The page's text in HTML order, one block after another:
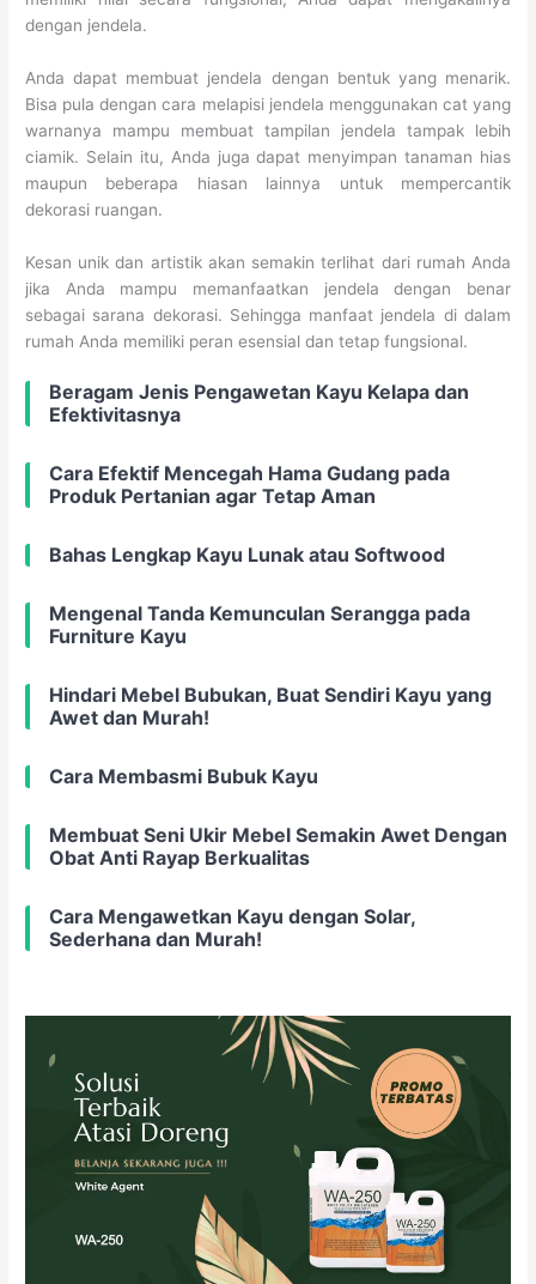
dengan jendela.
Anda dapat membuat jendela dengan bentuk yang menarik.
Bisa pula dengan cara melapisi jendela menggunakan cat yang
warnanya mampu membuat tampilan jendela tampak lebih
ciamik. Selain itu, Anda juga dapat menyimpan tanaman hias
maupun beberapa hiasan lainnya untuk mempercantik
dekorasi ruangan.
Kesan unik dan artistik akan semakin terlihat dari rumah Anda
jika Anda mampu memanfaatkan jendela dengan benar
sebagai sarana dekorasi. Sehingga manfaat jendela di dalam
rumah Anda memiliki peran esensial dan tetap fungsional.
Beragam Jenis Pengawetan Kayu Kelapa dan
Efektivitasnya
Cara Efektif Mencegah Hama Gudang pada
Produk Pertanian agar Tetap Aman
Bahas Lengkap Kayu Lunak atau Softwood
Mengenal Tanda Kemunculan Serangga pada
Furniture Kayu
Hindari Mebel Bubukan, Buat Sendiri Kayu yang
Awet dan Murah!
Cara Membasmi Bubuk Kayu
Membuat Seni Ukir Mebel Semakin Awet Dengan
Obat Anti Rayap Berkualitas
Cara Mengawetkan Kayu dengan Solar,
Sederhana dan Murah!